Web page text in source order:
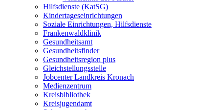
Hilfsdienste (KatSG)
Kindertageseinrichtungen
Soziale Einrichtungen, Hilfsdienste
Frankenwaldklinik
Gesundheitsamt
Gesundheitsfinder
Gesundheitsregion plus
Gleichstellungsstelle
Jobcenter Landkreis Kronach
Medienzentrum
Kreisbibliothek
Kreisjugendamt